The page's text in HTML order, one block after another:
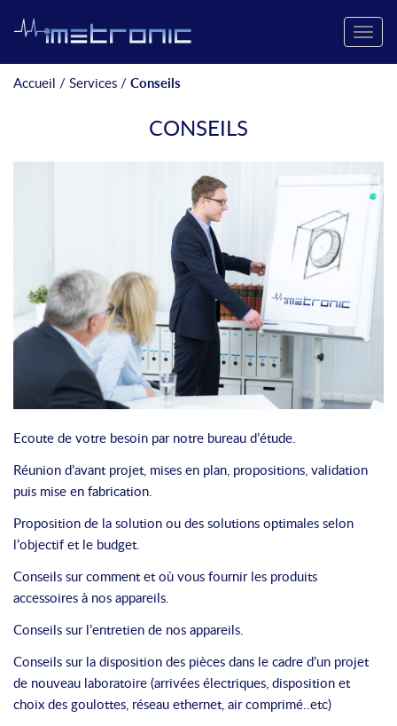
Toggle
Accueil / Services / Conseils
CONSEILS
Ecoute de votre besoin par notre bureau d’étude.
Réunion d’avant projet, mises en plan, propositions, validation
puis mise en fabrication.
Proposition de la solution ou des solutions optimales selon
l’objectif et le budget.
Conseils sur comment et où vous fournir les produits
accessoires à nos appareils.
Conseils sur l’entretien de nos appareils.
Conseils sur la disposition des pièces dans le cadre d’un projet
de nouveau laboratoire (arrivées électriques, disposition et
choix des goulottes, réseau ethernet, air comprimé..etc)